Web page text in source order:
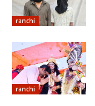
ranchi
ranchi